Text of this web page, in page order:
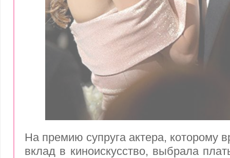
На премию супруга актера, которому
вклад в киноискусство, выбрала